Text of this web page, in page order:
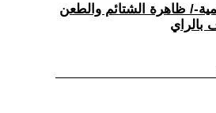
ظاهرة الشتائم والطعن
بالراي